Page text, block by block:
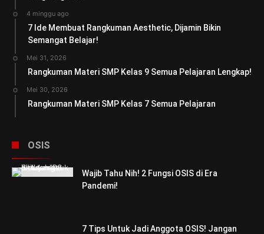
4 minggu ago
7 Ide Membuat Rangkuman Aesthetic, Dijamin Bikin
Semangat Belajar!
Mei 31, 2026
Rangkuman Materi SMP Kelas 9 Semua Pelajaran Lengkap!
Mei 30, 2026
Rangkuman Materi SMP Kelas 7 Semua Pelajaran
OSIS
Wajib Tahu Nih! 2 Fungsi OSIS di Era
Pandemi!
7 Tips Untuk Jadi Anggota OSIS! Jangan